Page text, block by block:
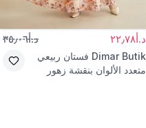
د.أ٢٢٫٧٨ د.أ٣٥٫٠٦
Dimar Butik فستان ربيعي
متعدد الألوان بنقشة زهور